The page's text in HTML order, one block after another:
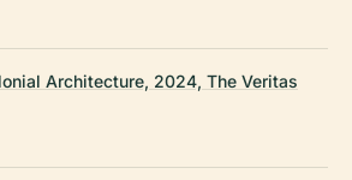
Architecture, 2024, The Veritas